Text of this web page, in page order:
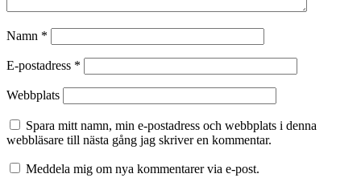
Namn *
E-postadress *
Webbplats
Spara mitt namn, min e-postadress och webbplats i denna
webbläsare till nästa gång jag skriver en kommentar.
Meddela mig om nya kommentarer via e-post.